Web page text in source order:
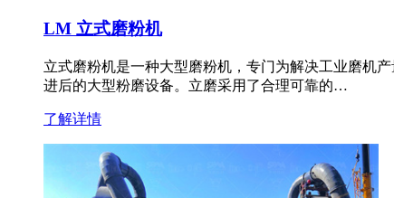
LM 立式磨粉机
立式磨粉机是一种大型磨粉机，专门为解决工业磨机
进后的大型粉磨设备。立磨采用了合理可靠的…
了解详情